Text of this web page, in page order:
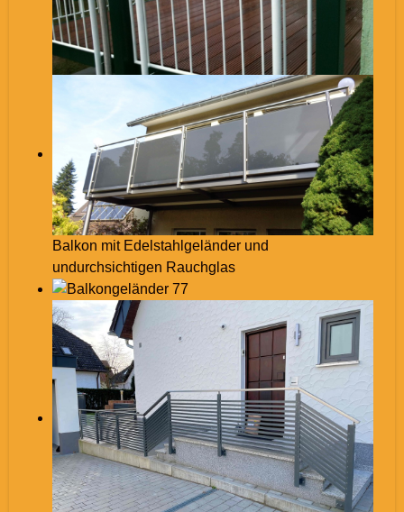
Balkon mit Edelstahlgeländer und
undurchsichtigen Rauchglas